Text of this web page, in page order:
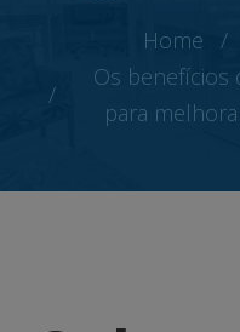
Home
Os benefícios
para